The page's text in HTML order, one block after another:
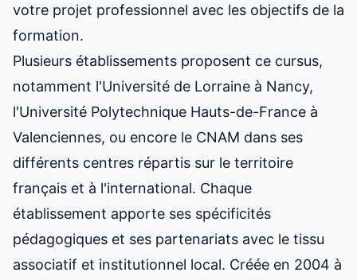
votre projet professionnel avec les objectifs de la
formation.
Plusieurs établissements proposent ce cursus,
notamment l'Université de Lorraine à Nancy,
l'Université Polytechnique Hauts-de-France à
Valenciennes, ou encore le CNAM dans ses
différents centres répartis sur le territoire
français et à l'international. Chaque
établissement apporte ses spécificités
pédagogiques et ses partenariats avec le tissu
associatif et institutionnel local. Créée en 2004 à